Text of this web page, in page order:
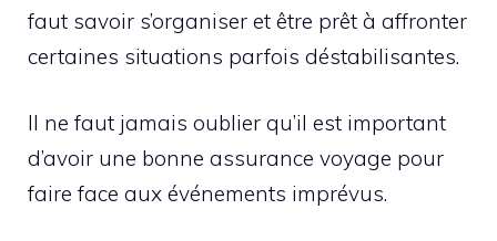
faut savoir s’organiser et être prêt à affronter
certaines situations parfois déstabilisantes.
Il ne faut jamais oublier qu’il est important
d’avoir une bonne assurance voyage pour
faire face aux événements imprévus.